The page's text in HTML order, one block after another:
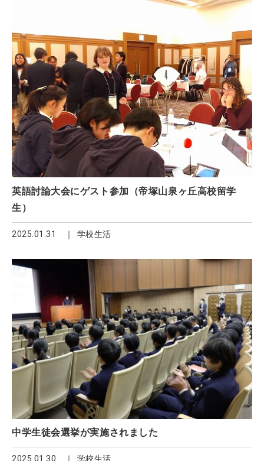
英語討論大会にゲスト参加（帝塚山泉ヶ丘高校留学
生）
2025.01.31 学校生活
中学生徒会選挙が実施されました
2025.01.30 学校生活